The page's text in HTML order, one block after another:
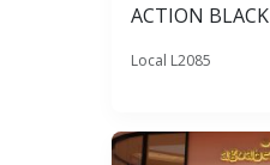
ACTION BLACK
Local L2085